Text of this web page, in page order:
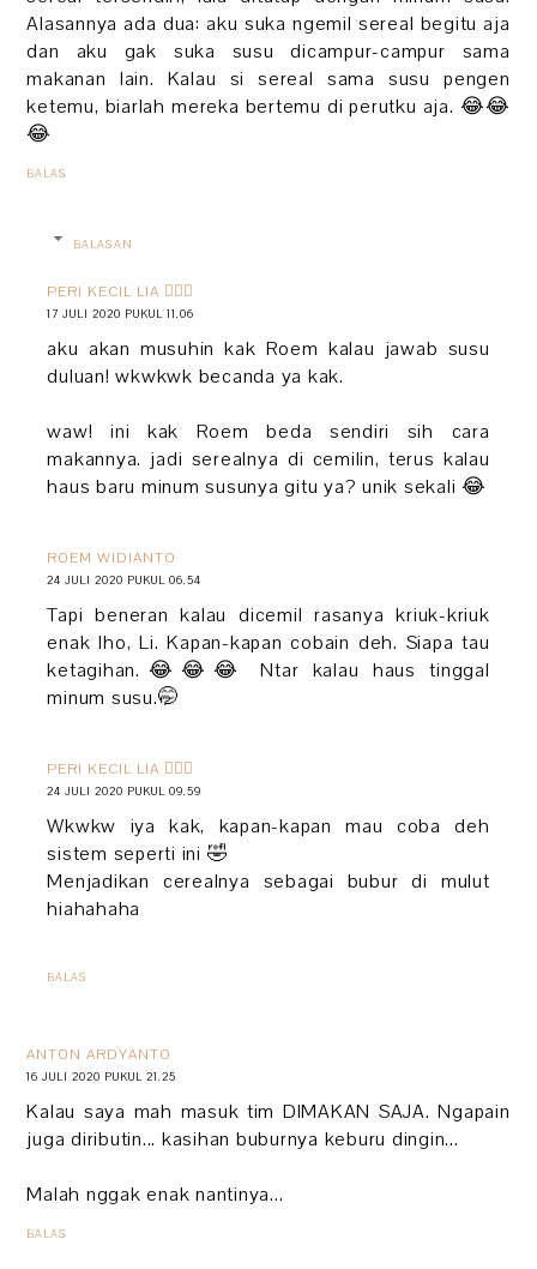
Alasannya ada dua: aku suka ngemil sereal begitu aja
dan aku gak suka susu dicampur-campur sama
makanan lain. Kalau si sereal sama susu pengen
ketemu, biarlah mereka bertemu di perutku aja. 😂😂
😂
BALAS
BALASAN
PERI KECIL LIA 🧚🏻‍♀️
17 JULI 2020 PUKUL 11.06
aku akan musuhin kak Roem kalau jawab susu
duluan! wkwkwk becanda ya kak.
waw! ini kak Roem beda sendiri sih cara
makannya. jadi serealnya di cemilin, terus kalau
haus baru minum susunya gitu ya? unik sekali 😂
ROEM WIDIANTO
24 JULI 2020 PUKUL 06.54
Tapi beneran kalau dicemil rasanya kriuk-kriuk
enak lho, Li. Kapan-kapan cobain deh. Siapa tau
ketagihan.😂😂😂 Ntar kalau haus tinggal
minum susu.🤭
PERI KECIL LIA 🧚🏻‍♀️
24 JULI 2020 PUKUL 09.59
Wkwkw iya kak, kapan-kapan mau coba deh
sistem seperti ini 🤣
Menjadikan cerealnya sebagai bubur di mulut
hiahahaha
BALAS
ANTON ARDYANTO
16 JULI 2020 PUKUL 21.25
Kalau saya mah masuk tim DIMAKAN SAJA. Ngapain
juga diributin... kasihan buburnya keburu dingin...
Malah nggak enak nantinya...
BALAS